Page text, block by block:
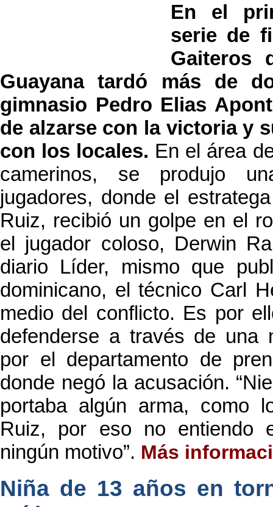
En el
serie de
Gaiteros
Guayana tardó más de
gimnasio Pedro Elias
de alzarse con la victoria y
con los locales. En el área
camerinos, se produjo
jugadores, donde el
Ruiz, recibió un golpe en el
el jugador coloso, Derwin
diario Líder, mismo que
dominicano, el técnico Carl
medio del conflicto. Es por
defenderse a través de una
por el departamento de
donde negó la acusación.
portaba algún arma, como
Ruiz, por eso no entiendo
ningún motivo”. Más
Niña de 13 años en